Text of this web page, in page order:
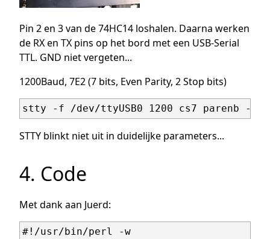
Pin 2 en 3 van de 74HC14 loshalen. Daarna werken
de RX en TX pins op het bord met een USB-Serial
TTL. GND niet vergeten...
1200Baud, 7E2 (7 bits, Even Parity, 2 Stop bits)
STTY blinkt niet uit in duidelijke parameters...
4. Code
Met dank aan Juerd:
#!/usr/bin/perl -w